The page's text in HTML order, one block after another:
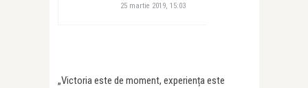
25 martie 2019, 15:03
„Victoria este de moment, experiența este